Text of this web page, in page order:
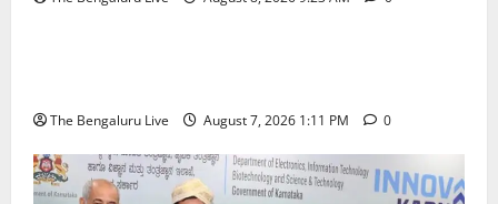
The Bengaluru Live August 7, 2026 1:11 PM 0